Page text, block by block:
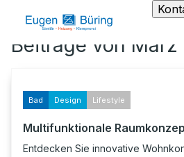
Beiträge von März
Bad Design Lifestyle
Multifunktionale
Entdecken Sie innovative